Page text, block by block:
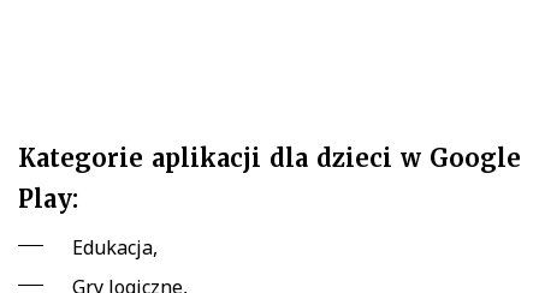
Kategorie aplikacji dla dzieci w Google
Play:
Edukacja,
Gry logiczne,